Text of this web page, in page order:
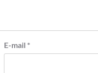
E-mail *